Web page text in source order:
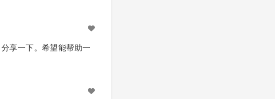
享一下。希望能帮助一